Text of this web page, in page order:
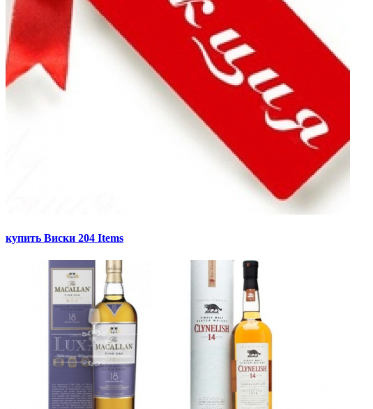
купить Виски 204 Items